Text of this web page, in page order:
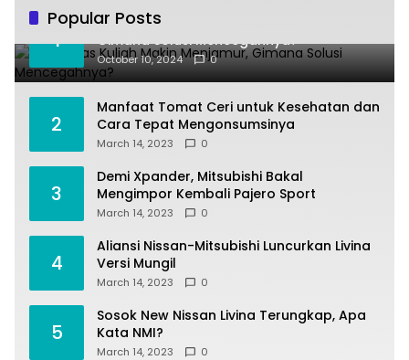
Popular Posts
1
Joki Tugas Kuliah Makin Menjamur,
Gimana Solusi Mencegahnya?
October 10, 2024 0
2
Manfaat Tomat Ceri untuk Kesehatan dan
Cara Tepat Mengonsumsinya
March 14, 2023 0
3
Demi Xpander, Mitsubishi Bakal
Mengimpor Kembali Pajero Sport
March 14, 2023 0
4
Aliansi Nissan-Mitsubishi Luncurkan Livina
Versi Mungil
March 14, 2023 0
5
Sosok New Nissan Livina Terungkap, Apa
Kata NMI?
March 14, 2023 0